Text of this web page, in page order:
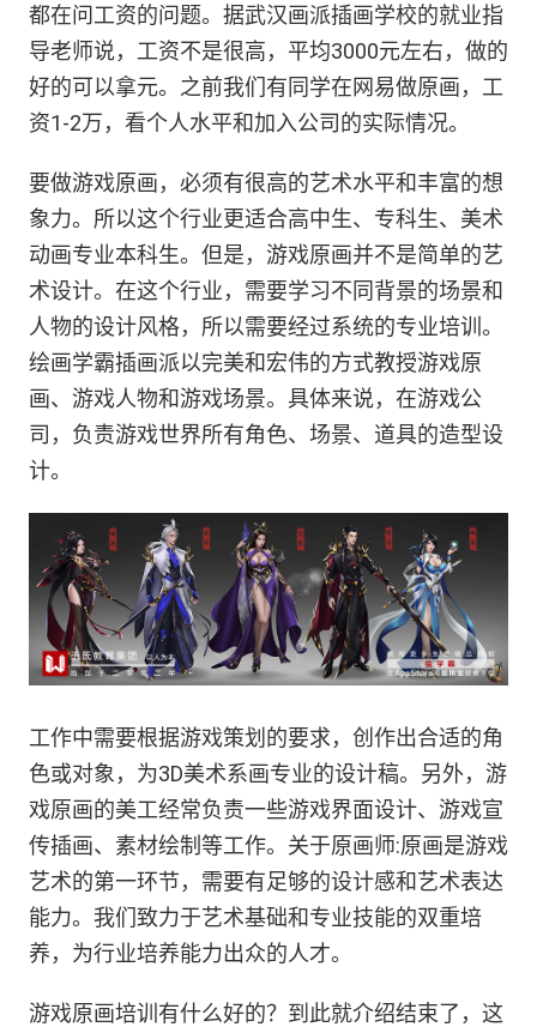
都在问工资的问题。据武汉画派插画学校的就业指
导老师说，工资不是很高，平均3000元左右，做的
好的可以拿元。之前我们有同学在网易做原画，工
资1-2万，看个人水平和加入公司的实际情况。
要做游戏原画，必须有很高的艺术水平和丰富的想
象力。所以这个行业更适合高中生、专科生、美术
动画专业本科生。但是，游戏原画并不是简单的艺
术设计。在这个行业，需要学习不同背景的场景和
人物的设计风格，所以需要经过系统的专业培训。
绘画学霸插画派以完美和宏伟的方式教授游戏原
画、游戏人物和游戏场景。具体来说，在游戏公
司，负责游戏世界所有角色、场景、道具的造型设
计。
工作中需要根据游戏策划的要求，创作出合适的角
色或对象，为3D美术系画专业的设计稿。另外，游
戏原画的美工经常负责一些游戏界面设计、游戏宣
传插画、素材绘制等工作。关于原画师:原画是游戏
艺术的第一环节，需要有足够的设计感和艺术表达
能力。我们致力于艺术基础和专业技能的双重培
养，为行业培养能力出众的人才。
游戏原画培训有什么好的？到此就介绍结束了，这